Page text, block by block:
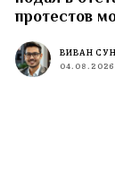
протестов
ВИВАН
04.08.2026